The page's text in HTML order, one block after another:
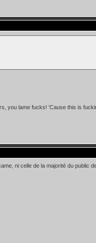
you lame fucks! 'Cause this is
ni celle de la majorité du public de